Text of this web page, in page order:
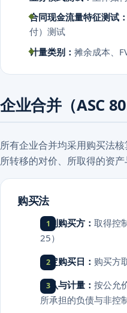
合同现金流量特征测试：
付）测试
计量类别： 摊余成本、
企业合并（ASC
所有企业合并均采用购买法
所转移的对价、所取得的资产
购买法
识别购买方：取得控
25）
确定购买日： 购买方
确认与计量：按公允
所承担的负债与非控